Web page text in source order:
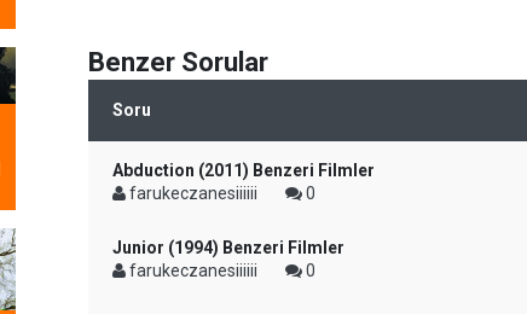
Benzer Sorular
Soru
Abduction (2011) Benzeri Filmler
farukeczanesiiiiii
0
Junior (1994) Benzeri Filmler
farukeczanesiiiiii
0